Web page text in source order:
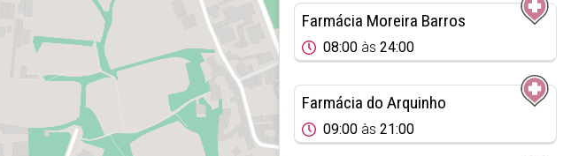
Farmácia Moreira Barros
08:00 às 24:00
Farmácia do Arquinho
09:00 às 21:00